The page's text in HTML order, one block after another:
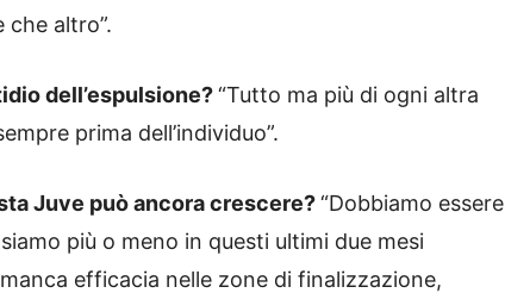
che altro”.
dell’espulsione?“Tutto ma più di ogni altra
prima dell’individuo”.
Juve può ancora crescere?“Dobbiamo essere
più o meno in questi ultimi due mesi
efficacia nelle zone di finalizzazione,